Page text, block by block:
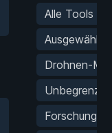
Alle Tools
Drohnen-